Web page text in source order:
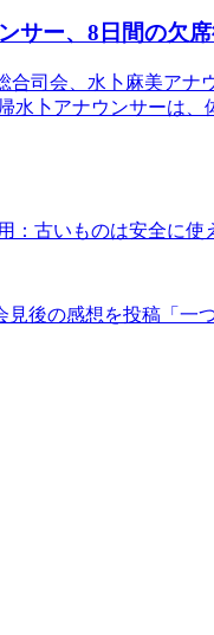
サー、8日間の欠
合司会、水卜麻美アナ
水卜アナウンサーは
：古いものは安全に使
後の感想を投稿「一